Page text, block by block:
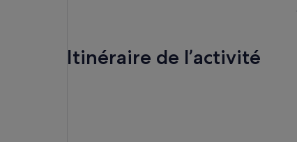
Itinéraire de l’activité